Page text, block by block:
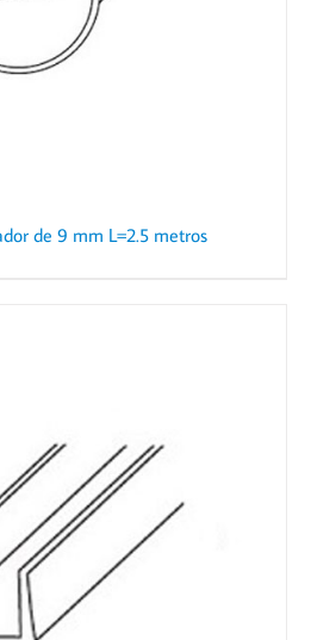
de 9 mm L=2.5 metros